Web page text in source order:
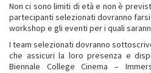
Non ci sono limiti di età e non è
partecipanti selezionati dovranno
workshop e gli eventi per i quali
I team selezionati dovranno
che assicuri la loro presenza e
Biennale College Cinema –